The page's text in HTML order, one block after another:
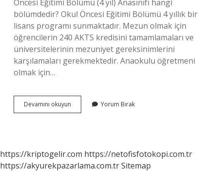
Öncesi Eğitimi Bölümü (4 yıl) Anasınıfı hangi
bölümdedir? Okul Öncesi Eğitimi Bölümü 4 yıllık bir
lisans programı sunmaktadır. Mezun olmak için
öğrencilerin 240 AKTS kredisini tamamlamaları ve
üniversitelerinin mezuniyet gereksinimlerini
karşılamaları gerekmektedir. Anaokulu öğretmeni
olmak için…
Devamını okuyun Anasınıfı
Öğretmenliği
Yorum Bırak
https://kriptogelir.com https://netofisfotokopi.com.tr
https://akyurekpazarlama.com.trSitemap